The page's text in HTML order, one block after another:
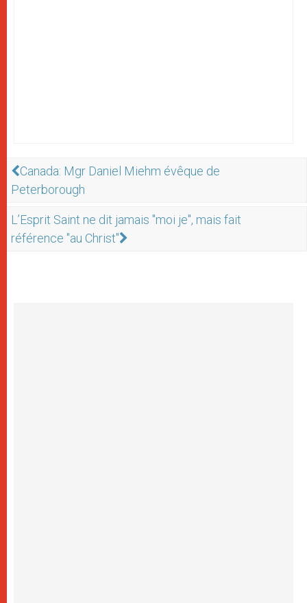
Canada: Mgr Daniel Miehm évêque de
Peterborough
L’Esprit Saint ne dit jamais "moi je", mais fait
référence "au Christ"